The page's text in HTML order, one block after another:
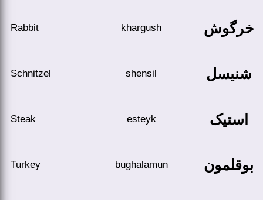
Rabbit khargush خرگوش
Schnitzel shensil شنيسل
Steak esteyk استیک
Turkey bughalamun بوقلمون